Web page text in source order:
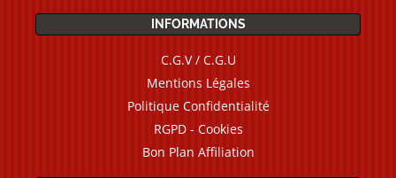
INFORMATIONS
C.G.V / C.G.U
Mentions Légales
Politique Confidentialité
RGPD - Cookies
Bon Plan Affiliation